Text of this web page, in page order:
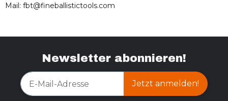
Mail: fbt@fineballistictools.com
Newsletter abonnieren!
Jetzt anmelden!